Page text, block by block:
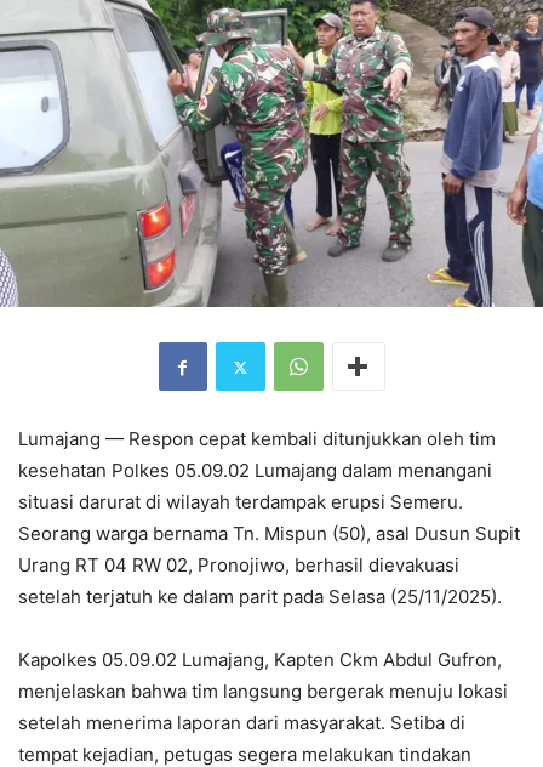
Lumajang — Respon cepat kembali ditunjukkan oleh tim
kesehatan Polkes 05.09.02 Lumajang dalam menangani
situasi darurat di wilayah terdampak erupsi Semeru.
Seorang warga bernama Tn. Mispun (50), asal Dusun Supit
Urang RT 04 RW 02, Pronojiwo, berhasil dievakuasi
setelah terjatuh ke dalam parit pada Selasa (25/11/2025).
Kapolkes 05.09.02 Lumajang, Kapten Ckm Abdul Gufron,
menjelaskan bahwa tim langsung bergerak menuju lokasi
setelah menerima laporan dari masyarakat. Setiba di
tempat kejadian, petugas segera melakukan tindakan